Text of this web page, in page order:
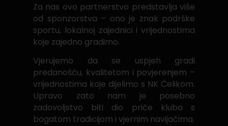
Za nas ovo partnerstvo predstavlja više
od sponzorstva – ono je znak podrške
sportu, lokalnoj zajednici i vrijednostima
koje zajedno gradimo.
Vjerujemo da se uspjeh gradi
predanošću, kvalitetom i povjerenjem –
vrijednostima koje dijelimo s NK Čelikom.
Upravo zato nam je posebno
zadovoljstvo biti dio priče kluba s
bogatom tradicijom i vjernim navijačima.